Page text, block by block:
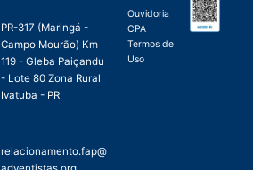
PR-317 (Maringá -
Campo Mourão) Km
119 - Gleba Paiçandu
- Lote 80 Zona Rural
Ivatuba - PR
relacionamento.fap@
Ouvidoria
CPA
Termos de
Uso